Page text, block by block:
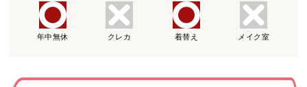
年中無休 クレカ 着替え メイク室